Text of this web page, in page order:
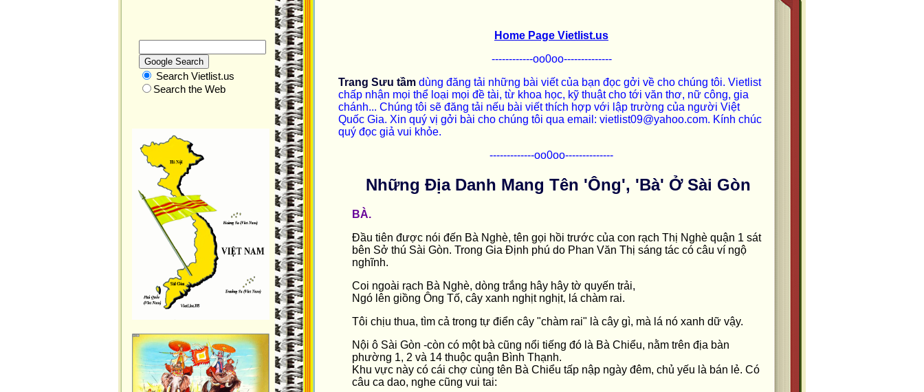
Search Vietlist.us
Search the Web
Home Page Vietlist.us
------------oo0oo--------------
Trang Sưu tầm dùng đăng tải những bài viết của bạn đọc gởi về cho chúng tôi. Vietlist
chấp nhận mọi thể loại mọi đề tài, từ khoa học, kỹ thuật cho tới văn thơ, nữ công, gia
chánh... Chúng tôi sẽ đăng tải nếu bài viết thích hợp với lập trường của người Việt
Quốc Gia. Xin quý vị gởi bài cho chúng tôi qua email: vietlist09@yahoo.com. Kính chúc
quý đọc giả vui khỏe.
-------------oo0oo--------------
Những Địa Danh Mang Tên 'Ông', 'Bà' Ở Sài Gòn
BÀ.
Đầu tiên được nói đến Bà Nghè, tên gọi hồi trước của con rạch Thị Nghè quận 1 sát
bên Sở thú Sài Gòn. Trong Gia Định phú do Phan Văn Thị sáng tác có câu ví ngộ
nghĩnh.
Coi ngoài rạch Bà Nghè, dòng trắng hây hây tờ quyến trải,
Ngó lên giồng Ông Tố, cây xanh nghịt nghịt, lá chàm rai.
Tôi chịu thua, tìm cả trong tự điển cây "chàm rai" là cây gì, mà lá nó xanh dữ vậy.
Nội ô Sài Gòn -còn có một bà cũng nổi tiếng đó là Bà Chiểu, nằm trên địa bàn
phường 1, 2 và 14 thuộc quận Bình Thạnh.
Khu vực này có cái chợ cùng tên Bà Chiểu tấp nập ngày đêm, chủ yếu là bán lẻ. Có
câu ca dao, nghe cũng vui tai: